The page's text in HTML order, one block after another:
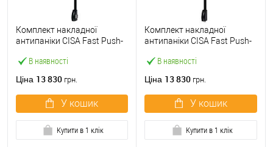
В наявності
Комплект накладної
антипаніки CISA Fast Push-
вбік
Ціна 13 830 грн.
У кошик
Купити в 1 клік
В наявності
Комплект накладної
антипаніки CISA Fast Push-
вверх-вниз
Ціна 13 830 грн.
У кошик
Купити в 1 клік